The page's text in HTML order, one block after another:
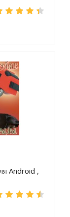
Android ,